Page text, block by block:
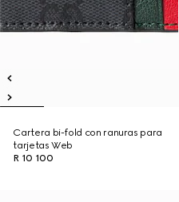
Cartera bi-fold con ranuras para
tarjetas Web
R 10 100